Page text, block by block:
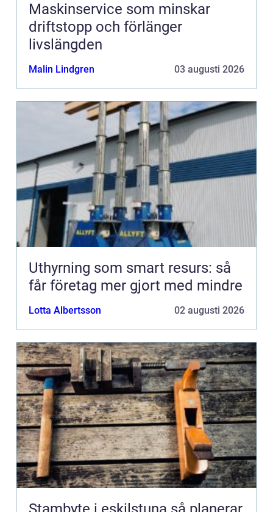
Maskinservice som minskar
driftstopp och förlänger
livslängden
Malin Lindgren 03 augusti 2026
Uthyrning som smart resurs: så
får företag mer gjort med mindre
Lotta Albertsson 02 augusti 2026